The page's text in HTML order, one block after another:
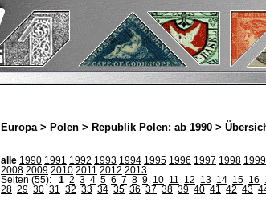
Europa> Polen > Republik Polen: ab 1990 >
alle 1990 1991 1992 1993 1994 1995 1996 1997 1998 1999
2008 2009 2010 2011 2012 2013
Seiten (55): 1 2 3 4 5 6 7 8 9 10 11 12 13 14 15 16
28 29 30 31 32 33 34 35 36 37 38 39 40 41 42 43